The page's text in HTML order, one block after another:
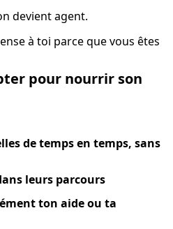
devient agent.
à toi parce que vous êtes
pour nourrir son
de temps en temps, sans
leurs parcours
ton aide ou ta